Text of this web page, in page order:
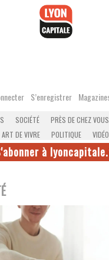
S’enregistrer
SOCIÉTÉ PRÈS DE CHEZ VOUS
ART DE VIVRE
POLITIQUE
à